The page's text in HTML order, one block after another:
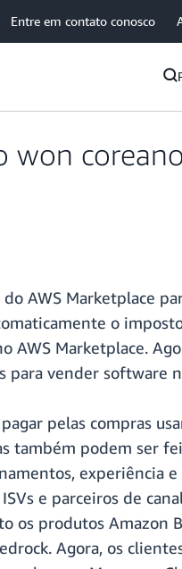
Entre em contato conosco
AWS Marketplace
o
AWS Marketplace.
para vender software
pelas compras
também podem ser
experiência
e parceiros de
produtos Amazon
Agora, os